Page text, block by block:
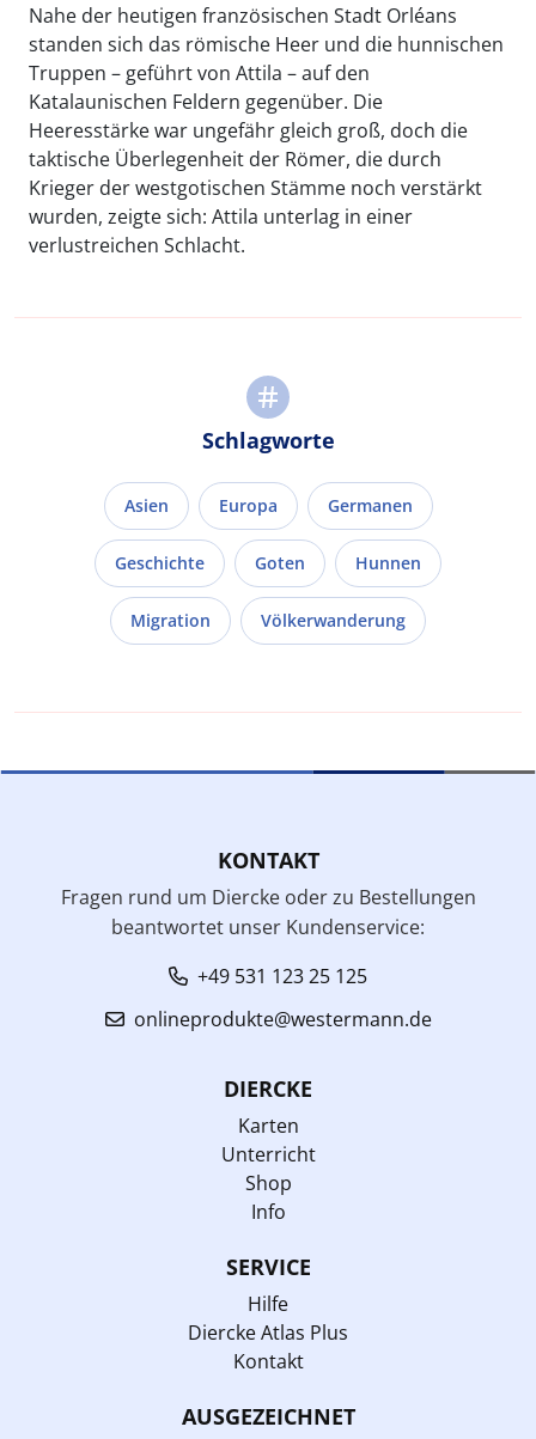
Nahe der heutigen französischen Stadt Orléans
standen sich das römische Heer und die hunnischen
Truppen – geführt von Attila – auf den
Katalaunischen Feldern gegenüber. Die
Heeresstärke war ungefähr gleich groß, doch die
taktische Überlegenheit der Römer, die durch
Krieger der westgotischen Stämme noch verstärkt
wurden, zeigte sich: Attila unterlag in einer
verlustreichen Schlacht.
Schlagworte
Asien Europa Germanen
Geschichte Goten Hunnen
Migration Völkerwanderung
KONTAKT
Fragen rund um Diercke oder zu Bestellungen
beantwortet unser Kundenservice:
+49 531 123 25 125
onlineprodukte@westermann.de
DIERCKE
Karten
Unterricht
Shop
Info
SERVICE
Hilfe
Diercke Atlas Plus
Kontakt
AUSGEZEICHNET